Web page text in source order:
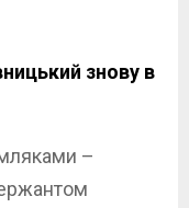
знову в
–